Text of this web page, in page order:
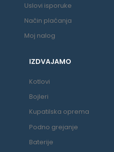
Uslovi isporuke
Način plaćanja
Moj nalog
IZDVAJAMO
Kotlovi
Bojleri
Kupatilska oprema
Podno grejanje
Baterije